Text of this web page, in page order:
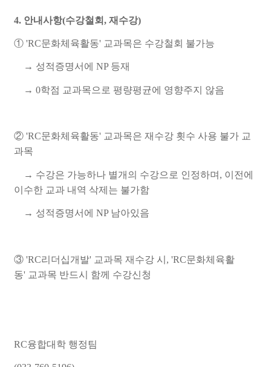
4. 안내사항(수강철회, 재수강)
① 'RC문화체육활동' 교과목은 수강철회 불가능
→ 성적증명서에 NP 등재
→ 0학점 교과목으로 평량평균에 영향주지 않음
② 'RC문화체육활동' 교과목은 재수강 횟수 사용 불가 교
과목
→ 수강은 가능하나 별개의 수강으로 인정하며, 이전에
이수한 교과 내역 삭제는 불가함
→ 성적증명서에 NP 남아있음
③ 'RC리더십개발' 교과목 재수강 시, 'RC문화체육활
동' 교과목 반드시 함께 수강신청
RC융합대학 행정팀